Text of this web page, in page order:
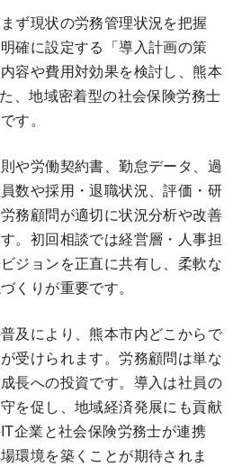
ず現状の労務管理状況を把握
確に設定する「導入計画の策
容や費用対効果を検討し、熊本
、地域密着型の社会保険労務士
す。
や労働契約書、勤怠データ、過
数や採用・退職状況、評価・研
務顧問が適切に状況分析や改善
。初回相談では経営層・人事担
ジョンを正直に共有し、柔軟な
くりが重要です。
及により、熊本市内どこからで
受けられます。労務顧問は単な
長への投資です。導入は社員の
を促し、地域経済発展にも貢献
企業と社会保険労務士が連携
環境を築くことが期待されま